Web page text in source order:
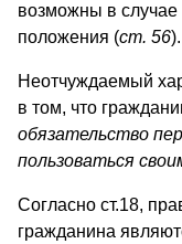
возможны в случае
положения (ст. 56).
Неотчуждаемый
в том, что
обязательство
пользоваться
Согласно ст.18,
гражданина